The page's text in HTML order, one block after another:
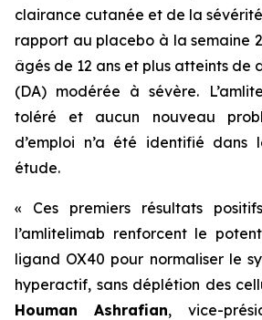
clairance cutanée et de la
rapport au placebo à la semaine
âgés de 12 ans et plus atteints
(DA) modérée à sévère.
toléré et aucun nouveau
d’emploi n’a été identifié
étude.
« Ces premiers résultats
l’amlitelimab renforcent le
ligand OX40 pour normaliser le
hyperactif, sans déplétion des
Houman Ashrafian, vice-